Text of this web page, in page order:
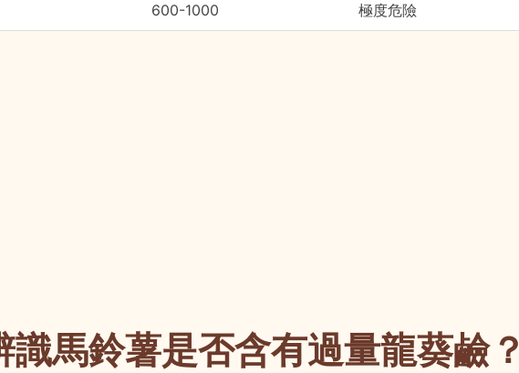
600-1000 極度危險
識馬鈴薯是否含有過量龍葵鹼？